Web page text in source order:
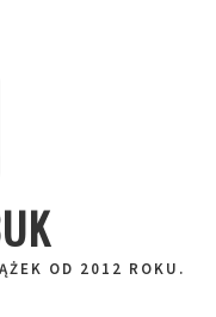
OD 2012 ROKU.